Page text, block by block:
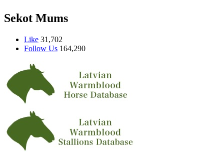
Sekot Mums
Like 31,702
Follow Us 164,290